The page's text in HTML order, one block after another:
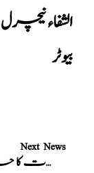
الشفاء
بیوٹر
Next News
پودینہ ایک حیرت انگیزطبی خصوصیات کا حامل پودا ہے